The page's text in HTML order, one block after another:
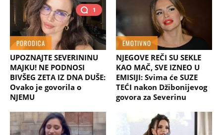
1
PORODICA
UPOZNAJTE SEVERININU
MAJKU! NE PODNOSI
BIVŠEG ZETA IZ DNA DUŠE:
Ovako je govorila o
NJEMU
EMOTIVNO
NJEGOVE REČI SU SEKLE
KAO MAČ, SVE IZNEO U
EMISIJI: Svima će SUZE
TEĆI nakon Džibonijevog
govora za Severinu